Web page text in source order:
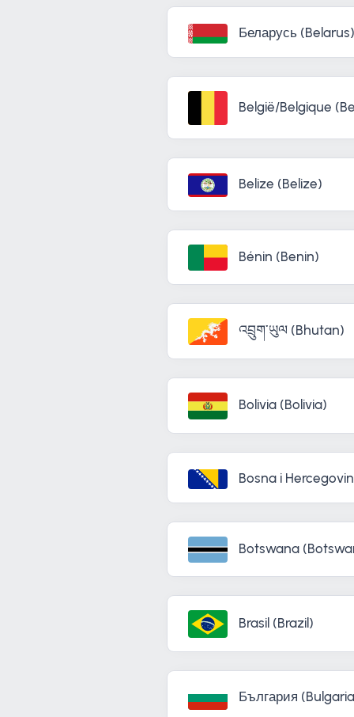
Беларусь (Belarus)
België/Belgique
Belize (Belize)
Bénin (Benin)
འབྲུག་ཡུལ (Bhutan)
Bolivia (Bolivia)
Bosna i
Botswana
Brasil (Brazil)
България